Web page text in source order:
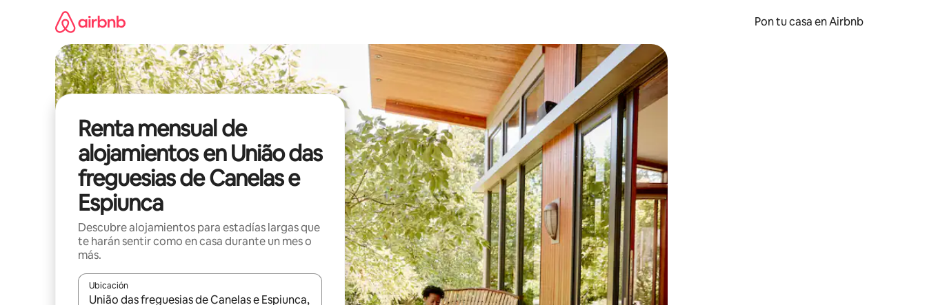
Pon tu casa en Airbnb
Renta mensual de
alojamientos en União das
freguesias de Canelas e
Espiunca
Descubre alojamientos para estadías largas que
te harán sentir como en casa durante un mes o
más.
Ubicación
Cuando los resultados estén disponibles, navega con las teclas de flecha hacia arriba y hacia abajo o explora con el tacto o desliza el dedo.